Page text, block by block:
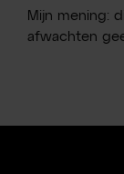
Mijn mening:
afwachten